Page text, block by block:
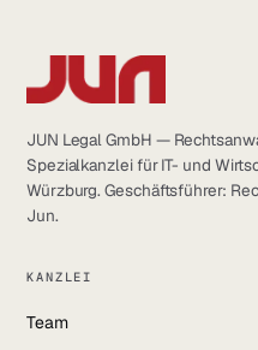
JUN Legal GmbH —
Spezialkanzlei für IT- und
Würzburg. Geschäftsführer:
Jun.
KANZLEI
Team